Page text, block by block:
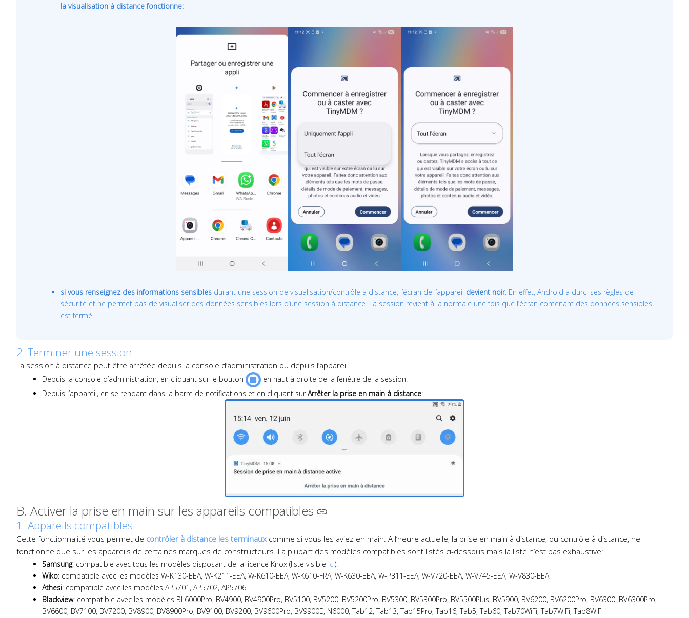
la visualisation à distance fonctionne:
si vous renseignez des informations sensibles durant une session de visualisation/contrôle à distance, l’écran de l’appareil devient noir. En effet, Android a durci ses règles de
sécurité et ne permet pas de visualiser des données sensibles lors d’une session à distance. La session revient à la normale une fois que l’écran contenant des données sensibles
est fermé.
2. Terminer une session
La session à distance peut être arrêtée depuis la console d’administration ou depuis l’appareil.
Depuis la console d’administration, en cliquant sur le bouton
en haut à droite de la fenêtre de la session.
Depuis l’appareil, en se rendant dans la barre de notifications et en cliquant surArrêter la prise en main à distance:
B. Activer la prise en main sur les appareils compatibles
1. Appareils compatibles
Cette fonctionnalité vous permet de contrôler à distance les terminaux comme si vous les aviez en main. A l’heure actuelle, la prise en main à distance, ou contrôle à distance, ne
fonctionne que sur les appareils de certaines marques de constructeurs. La plupart des modèles compatibles sont listés ci-dessous mais la liste n’est pas exhaustive:
Samsung: compatible avec tous les modèles disposant de la licence Knox (liste visible ici).
Wiko: compatible avec les modèles W-K130-EEA, W-K211-EEA, W-K610-EEA, W-K610-FRA, W-K630-EEA, W-P311-EEA, W-V720-EEA, W-V745-EEA, W-V830-EEA
Athesi: compatible avec les modèles AP5701, AP5702, AP5706
Blackview: compatible avec les modèles BL6000Pro, BV4900, BV4900Pro, BV5100, BV5200, BV5200Pro, BV5300, BV5300Pro, BV5500Plus, BV5900, BV6200, BV6200Pro, BV6300, BV6300Pro,
BV6600, BV7100, BV7200, BV8900, BV8900Pro, BV9100, BV9200, BV9600Pro, BV9900E, N6000, Tab12, Tab13, Tab15Pro, Tab16, Tab5, Tab60, Tab70WiFi, Tab7WiFi, Tab8WiFi